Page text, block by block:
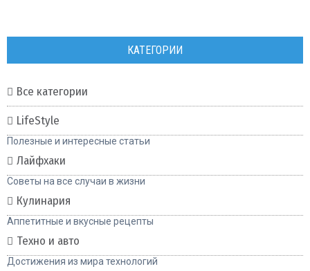
КАТЕГОРИИ
Все категории
LifeStyle
Полезные и интересные статьи
Лайфхаки
Советы на все случаи в жизни
Кулинария
Аппетитные и вкусные рецепты
Техно и авто
Достижения из мира технологий